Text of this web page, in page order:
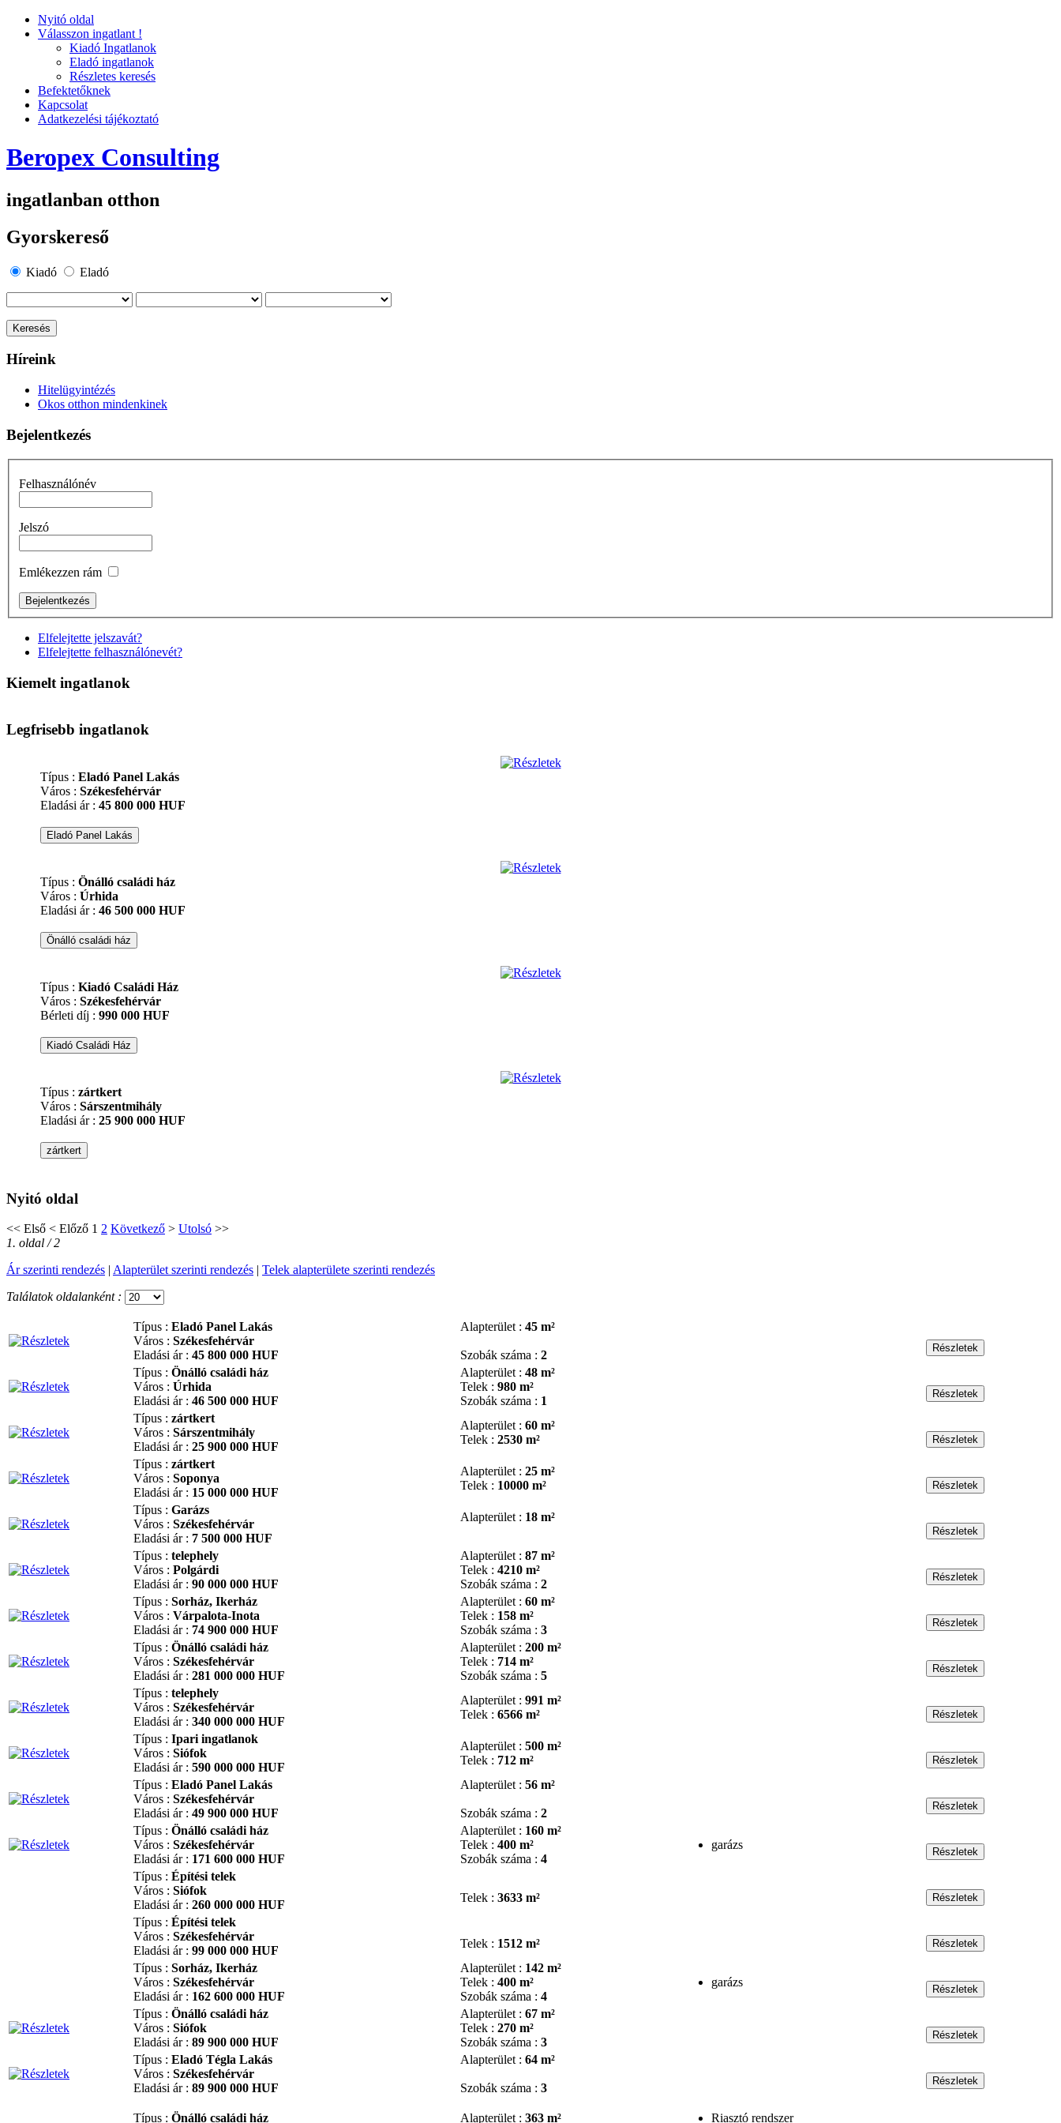
Nyitó oldal
Válasszon ingatlant !
Kiadó Ingatlanok
Eladó ingatlanok
Részletes keresés
Befektetőknek
Kapcsolat
Adatkezelési tájékoztató
Beropex Consulting
ingatlanban otthon
Gyorskereső
Kiadó Eladó
Híreink
Hitelügyintézés
Okos otthon mindenkinek
Bejelentkezés
Felhasználónév
Jelszó
Emlékezzen rám
Elfelejtette jelszavát?
Elfelejtette felhasználónevét?
Kiemelt ingatlanok
Legfrisebb ingatlanok
Típus : Eladó Panel Lakás
Város : Székesfehérvár
Eladási ár : 45 800 000 HUF
Típus : Önálló családi ház
Város : Úrhida
Eladási ár : 46 500 000 HUF
Típus : Kiadó Családi Ház
Város : Székesfehérvár
Bérleti díj : 990 000 HUF
Típus : zártkert
Város : Sárszentmihály
Eladási ár : 25 900 000 HUF
Nyitó oldal
<< Első < Előző 1 2 Következő > Utolsó >>
1. oldal / 2
Ár szerinti rendezés Alapterület szerinti rendezés
Telek alapterülete szerinti rendezés
Találatok oldalanként :
Típus : Eladó Panel Lakás
Város : Székesfehérvár
Eladási ár : 45 800 000 HUF
Alapterület : 45 m²
Szobák száma : 2
Típus : Önálló családi ház
Város : Úrhida
Eladási ár : 46 500 000 HUF
Alapterület : 48 m²
Telek : 980 m²
Szobák száma : 1
Típus : zártkert
Város : Sárszentmihály
Eladási ár : 25 900 000 HUF
Alapterület : 60 m²
Telek : 2530 m²
Típus : zártkert
Város : Soponya
Eladási ár : 15 000 000 HUF
Alapterület : 25 m²
Telek : 10000 m²
Típus : Garázs
Város : Székesfehérvár
Eladási ár : 7 500 000 HUF
Alapterület : 18 m²
Típus : telephely
Város : Polgárdi
Eladási ár : 90 000 000 HUF
Alapterület : 87 m²
Telek : 4210 m²
Szobák száma : 2
Típus : Sorház, Ikerház
Város : Várpalota-Inota
Eladási ár : 74 900 000 HUF
Alapterület : 60 m²
Telek : 158 m²
Szobák száma : 3
Típus : Önálló családi ház
Város : Székesfehérvár
Eladási ár : 281 000 000 HUF
Alapterület : 200 m²
Telek : 714 m²
Szobák száma : 5
Típus : telephely
Város : Székesfehérvár
Eladási ár : 340 000 000 HUF
Alapterület : 991 m²
Telek : 6566 m²
Típus : Ipari ingatlanok
Város : Siófok
Eladási ár : 590 000 000 HUF
Alapterület : 500 m²
Telek : 712 m²
Típus : Eladó Panel Lakás
Város : Székesfehérvár
Eladási ár : 49 900 000 HUF
Alapterület : 56 m²
Szobák száma : 2
Típus : Önálló családi ház
Város : Székesfehérvár
Eladási ár : 171 600 000 HUF
Alapterület : 160 m²
Telek : 400 m²
Szobák száma : 4
garázs
Típus : Építési telek
Város : Siófok
Eladási ár : 260 000 000 HUF
Telek : 3633 m²
Típus : Építési telek
Város : Székesfehérvár
Eladási ár : 99 000 000 HUF
Telek : 1512 m²
Típus : Sorház, Ikerház
Város : Székesfehérvár
Eladási ár : 162 600 000 HUF
Alapterület : 142 m²
Telek : 400 m²
Szobák száma : 4
garázs
Típus : Önálló családi ház
Város : Siófok
Eladási ár : 89 900 000 HUF
Alapterület : 67 m²
Telek : 270 m²
Szobák száma : 3
Típus : Eladó Tégla Lakás
Város : Székesfehérvár
Eladási ár : 89 900 000 HUF
Alapterület : 64 m²
Szobák száma : 3
Típus : Önálló családi ház Alapterület : 363 m² Riasztó rendszer